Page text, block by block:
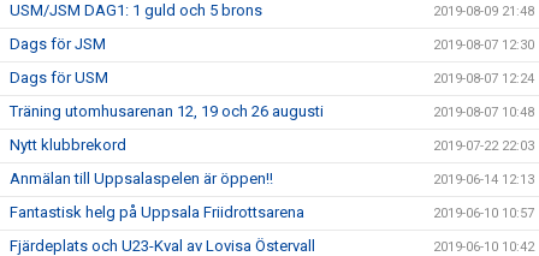
USM/JSM DAG1: 1 guld och 5 brons 2019-08-09 21:48
Dags för JSM 2019-08-07 12:30
Dags för USM 2019-08-07 12:24
Träning utomhusarenan 12, 19 och 26 augusti 2019-08-07 10:48
Nytt klubbrekord 2019-07-22 22:03
Anmälan till Uppsalaspelen är öppen!! 2019-06-14 12:13
Fantastisk helg på Uppsala Friidrottsarena 2019-06-10 10:57
Fjärdeplats och U23-Kval av Lovisa Östervall 2019-06-10 10:42